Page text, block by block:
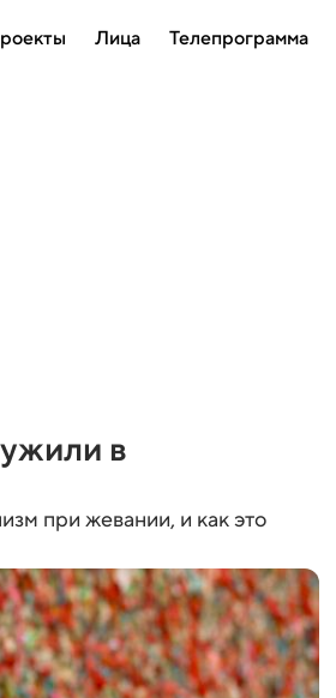
Лица Телепрограмма
в
при жевании, и как это